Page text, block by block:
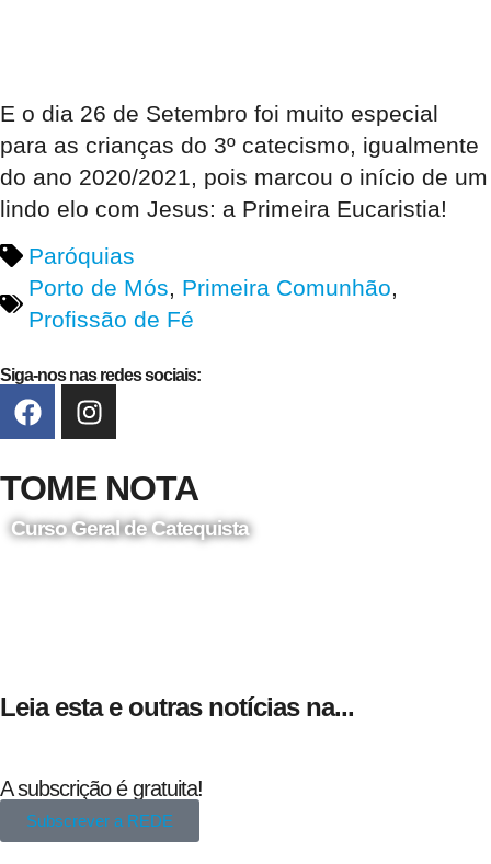
E o dia 26 de Setembro foi muito especial
para as crianças do 3º catecismo, igualmente
do ano 2020/2021, pois marcou o início de um
lindo elo com Jesus: a Primeira Eucaristia!
Paróquias
Porto de Mós, Primeira Comunhão,
Profissão de Fé
Siga-nos nas redes sociais:
TOME NOTA
Curso Geral de Catequista
Leia esta e outras notícias na...
A subscrição é gratuita!
Subscrever a REDE